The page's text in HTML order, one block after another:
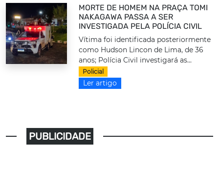
MORTE DE HOMEM NA PRAÇA TOMI
NAKAGAWA PASSA A SER
INVESTIGADA PELA POLÍCIA CIVIL
Vítima foi identificada posteriormente
como Hudson Lincon de Lima, de 36
anos; Polícia Civil investigará as...
Policial
Ler artigo
PUBLICIDADE